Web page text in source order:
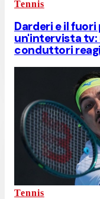
Tennis
Darderi e il
un'intervista tv:
conduttori
Tennis